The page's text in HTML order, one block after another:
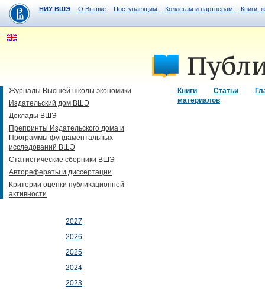
НИУ ВШЭ О Вышке Поступающим Коллегам и партнерам Книги,
Книги Статьи
материалов
Журналы Высшей школы экономики
Издательский дом ВШЭ
Доклады ВШЭ
Препринты Издательского дома и
Программы фундаментальных
исследований ВШЭ
Статистические сборники ВШЭ
Авторефераты и диссертации
Критерии оценки публикационной
активности
2027
2026
2025
2024
2023